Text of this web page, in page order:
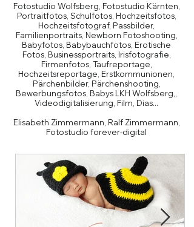
Fotostudio Wolfsberg, Fotostudio Kärnten,
Portraitfotos, Schulfotos, Hochzeitsfotos,
Hochzeitsfotograf, Passbilder,
Familienportraits, Newborn Fotoshooting,
Babyfotos, Babybauchfotos, Erotische
Fotos, Businessportraits, Irisfotografie,
Firmenfotos, Taufreportage,
Hochzeitsreportage, Erstkommunionen,
Pärchenbilder, Pärchenshooting,
Bewerbungsfotos, Babys LKH Wolfsberg,,
Videodigitalisierung, Film, Dias...
Elisabeth Zimmermann, Ralf Zimmermann,
Fotostudio forever-digital